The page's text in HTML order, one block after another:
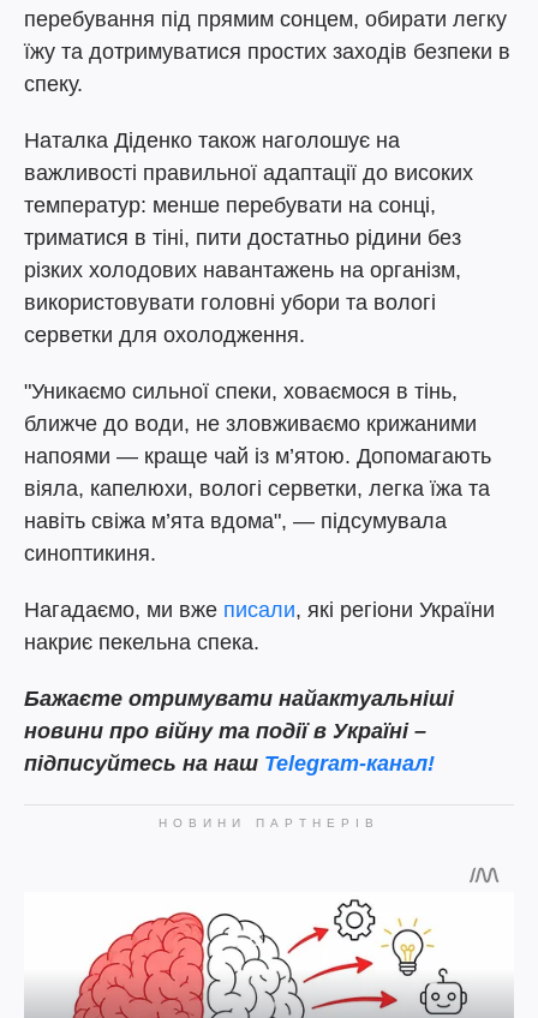
перебування під прямим сонцем, обирати легку
їжу та дотримуватися простих заходів безпеки в
спеку.
Наталка Діденко також наголошує на
важливості правильної адаптації до високих
температур: менше перебувати на сонці,
триматися в тіні, пити достатньо рідини без
різких холодових навантажень на організм,
використовувати головні убори та вологі
серветки для охолодження.
"Уникаємо сильної спеки, ховаємося в тінь,
ближче до води, не зловживаємо крижаними
напоями — краще чай із м’ятою. Допомагають
віяла, капелюхи, вологі серветки, легка їжа та
навіть свіжа м’ята вдома", — підсумувала
синоптикиня.
Нагадаємо, ми вже писали, які регіони України
накриє пекельна спека.
Бажаєте отримувати найактуальніші
новини про війну та події в Україні –
підписуйтесь на наш Telegram-канал!